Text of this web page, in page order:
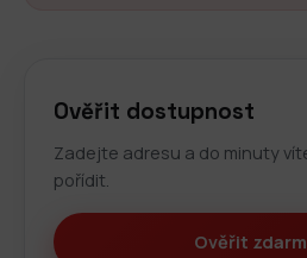
Ověřit dostupnost
Zadejte adresu a do minuty
pořídit.
Ověřit